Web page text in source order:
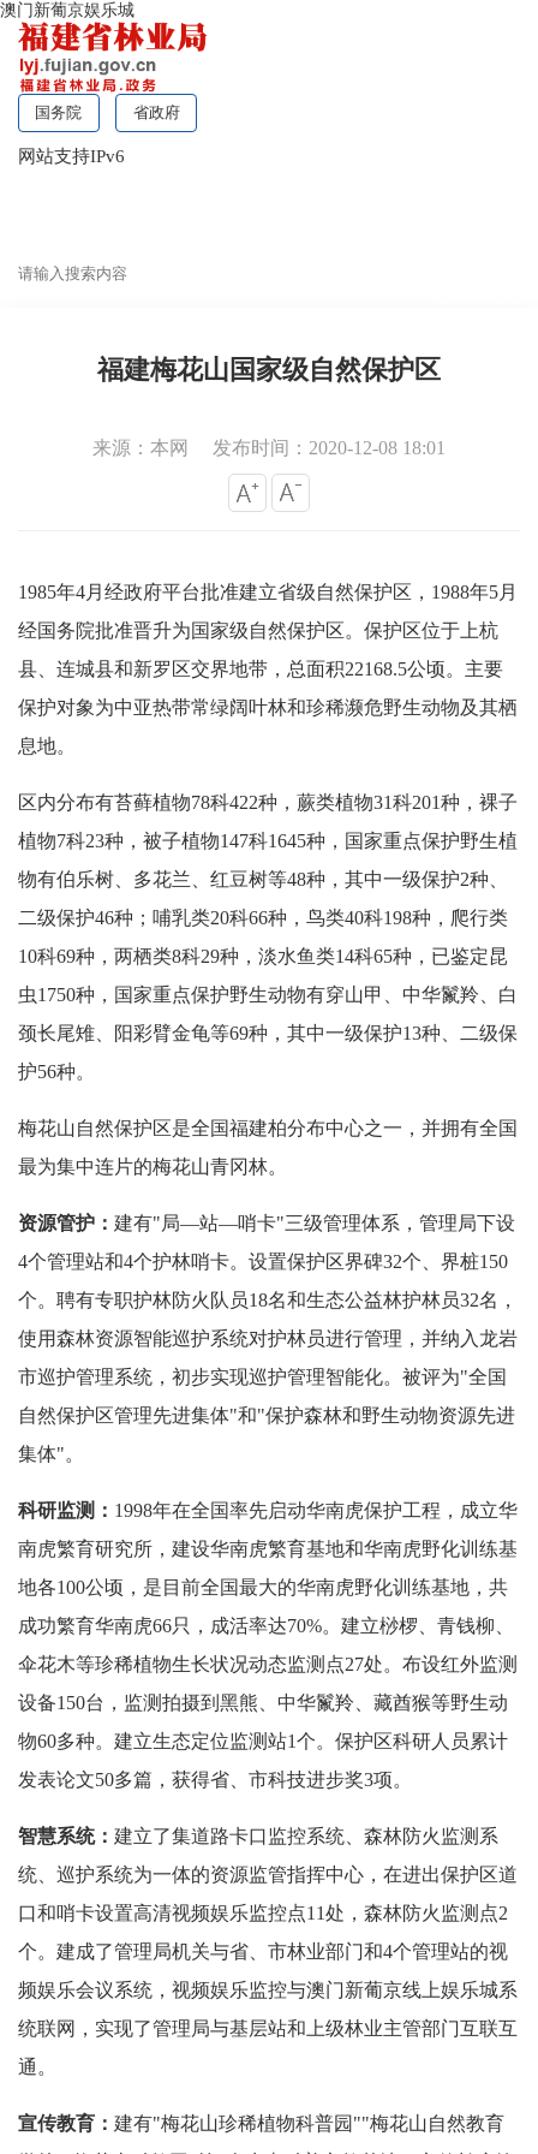
澳门新葡京娱乐城
国务院 省政府
网站支持IPv6
福建梅花山国家级自然保护区
来源：本网 发布时间：2020-12-08 18:01
1985年4月经政府平台批准建立省级自然保护区，1988年5月
经国务院批准晋升为国家级自然保护区。保护区位于上杭
县、连城县和新罗区交界地带，总面积22168.5公顷。主要
保护对象为中亚热带常绿阔叶林和珍稀濒危野生动物及其栖
息地。
区内分布有苔藓植物78科422种，蕨类植物31科201种，裸子
植物7科23种，被子植物147科1645种，国家重点保护野生植
物有伯乐树、多花兰、红豆树等48种，其中一级保护2种、
二级保护46种；哺乳类20科66种，鸟类40科198种，爬行类
10科69种，两栖类8科29种，淡水鱼类14科65种，已鉴定昆
虫1750种，国家重点保护野生动物有穿山甲、中华鬣羚、白
颈长尾雉、阳彩臂金龟等69种，其中一级保护13种、二级保
护56种。
梅花山自然保护区是全国福建柏分布中心之一，并拥有全国
最为集中连片的梅花山青冈林。
资源管护： 建有"局—站—哨卡"三级管理体系，管理局下设
4个管理站和4个护林哨卡。设置保护区界碑32个、界桩150
个。聘有专职护林防火队员18名和生态公益林护林员32名，
使用森林资源智能巡护系统对护林员进行管理，并纳入龙岩
市巡护管理系统，初步实现巡护管理智能化。被评为"全国
自然保护区管理先进集体"和"保护森林和野生动物资源先进
集体"。
科研监测： 1998年在全国率先启动华南虎保护工程，成立华
南虎繁育研究所，建设华南虎繁育基地和华南虎野化训练基
地各100公顷，是目前全国最大的华南虎野化训练基地，共
成功繁育华南虎66只，成活率达70%。建立桫椤、青钱柳、
伞花木等珍稀植物生长状况动态监测点27处。布设红外监测
设备150台，监测拍摄到黑熊、中华鬣羚、藏酋猴等野生动
物60多种。建立生态定位监测站1个。保护区科研人员累计
发表论文50多篇，获得省、市科技进步奖3项。
智慧系统： 建立了集道路卡口监控系统、森林防火监测系
统、巡护系统为一体的资源监管指挥中心，在进出保护区道
口和哨卡设置高清视频娱乐监控点11处，森林防火监测点2
个。建成了管理局机关与省、市林业部门和4个管理站的视
频娱乐会议系统，视频娱乐监控与澳门新葡京线上娱乐城系
统联网，实现了管理局与基层站和上级林业主管部门互联互
通。
宣传教育： 建有"梅花山珍稀植物科普园""梅花山自然教育